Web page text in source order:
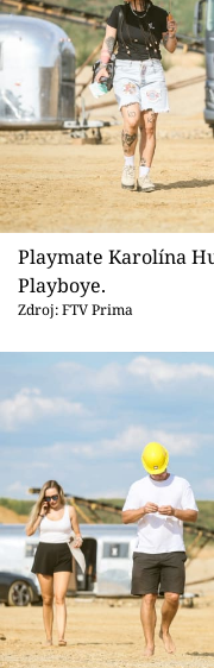
Playmate Karolína
Playboye.
Zdroj: FTV Prima